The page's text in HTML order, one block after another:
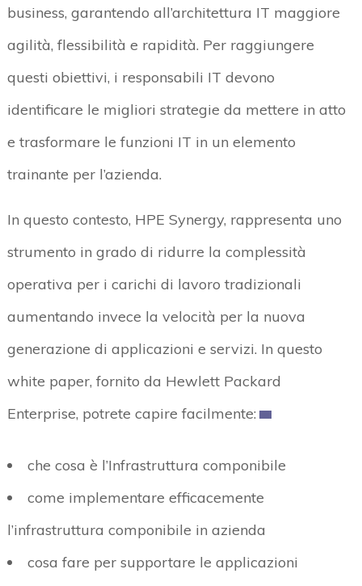
business, garantendo all’architettura IT maggiore
agilità, flessibilità e rapidità. Per raggiungere
questi obiettivi, i responsabili IT devono
identificare le migliori strategie da mettere in atto
e trasformare le funzioni IT in un elemento
trainante per l’azienda.
In questo contesto, HPE Synergy, rappresenta uno
strumento in grado di ridurre la complessità
operativa per i carichi di lavoro tradizionali
aumentando invece la velocità per la nuova
generazione di applicazioni e servizi. In questo
white paper, fornito da Hewlett Packard
Enterprise, potrete capire facilmente:
che cosa è l’Infrastruttura componibile
come implementare efficacemente
l’infrastruttura componibile in azienda
cosa fare per supportare le applicazioni